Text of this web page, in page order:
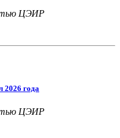
ЦЭИР
2026 года
ЦЭИР